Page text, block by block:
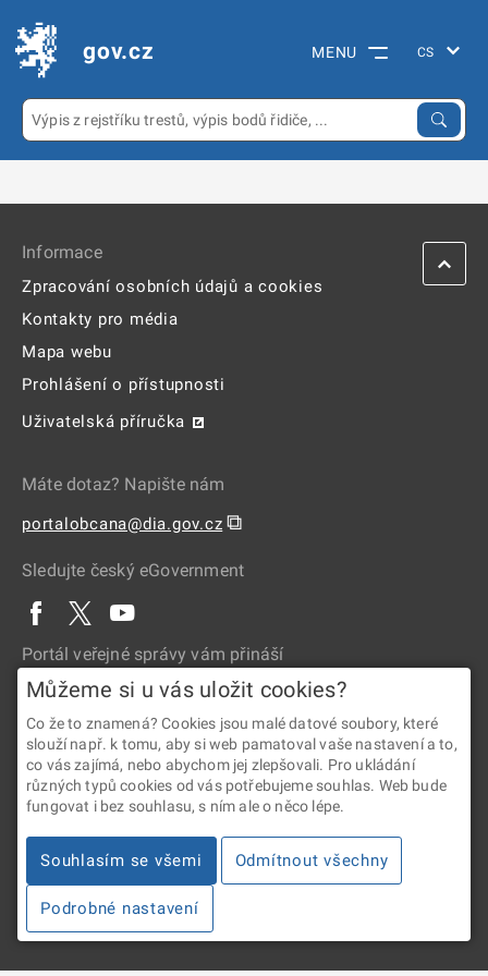
gov.cz MENU
Informace
Zpracování osobních údajů a cookies
Kontakty pro média
Mapa webu
Prohlášení o přístupnosti
Uživatelská příručka
Máte dotaz? Napište nám
portalobcana@dia.gov.cz ⧉
Sledujte český eGovernment
Portál veřejné správy vám přináší
2026 © Digitální a informační agentura • Informace jsou poskytovány
v souladu se zákonem č. 106/1999 Sb., o svobodném přístupu
Verze 4.2.288
Můžeme si u vás uložit cookies?
Co že to znamená? Cookies jsou malé datové soubory, které
slouží např. k tomu, aby si web pamatoval vaše nastavení a to,
co vás zajímá, nebo abychom jej zlepšovali. Pro ukládání
různých typů cookies od vás potřebujeme souhlas. Web bude
fungovat i bez souhlasu, s ním ale o něco lépe.
Souhlasím se všemi Odmítnout všechny
Podrobné nastavení